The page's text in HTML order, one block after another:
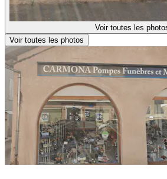
Voir toutes les
Voir toutes les photos